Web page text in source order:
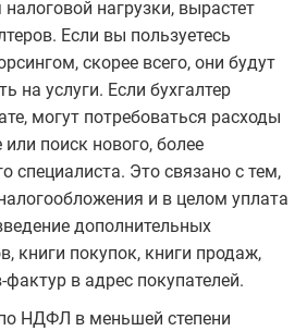
нагрузки, вырастет
Если вы пользуетесь
скорее всего, они будут
на услуги. Если бухгалтер
могут потребоваться расходы
или поиск нового, более
специалиста. Это связано с тем,
и в целом уплата
дополнительных
книги покупок, книги продаж,
в адрес покупателей.
НДФЛ в меньшей степени